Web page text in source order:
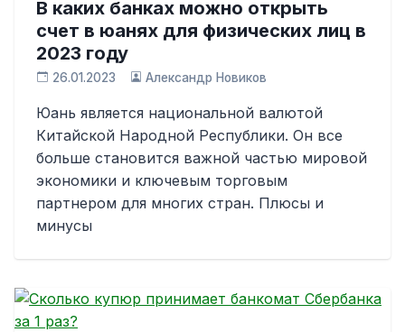
В каких банках можно открыть
счет в юанях для физических лиц в
2023 году
26.01.2023 Александр Новиков
Юань является национальной валютой
Китайской Народной Республики. Он все
больше становится важной частью мировой
экономики и ключевым торговым
партнером для многих стран. Плюсы и
минусы